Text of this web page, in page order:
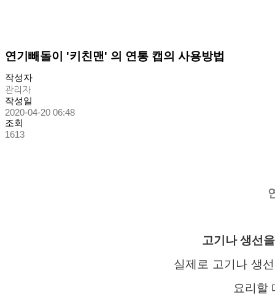
연기빼돌이 '키친맨' 의 연통 캡의 사용방법
작성자
관리자
작성일
2020-04-20 06:48
조회
1613
고기나 생선
실제로 고기나 생
요리할